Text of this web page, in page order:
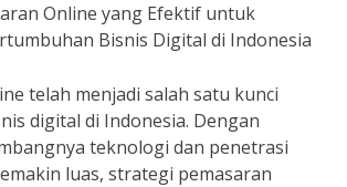
Online yang Efektif untuk
Bisnis Digital di Indonesia
telah menjadi salah satu kunci
digital di Indonesia. Dengan
teknologi dan penetrasi
luas, strategi pemasaran